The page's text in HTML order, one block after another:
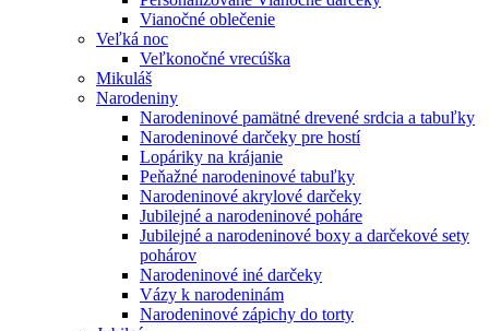
Vianočné oblečenie
Veľká noc
Veľkonočné vrecúška
Mikuláš
Narodeniny
Narodeninové pamätné drevené srdcia a tabuľky
Narodeninové darčeky pre hostí
Lopáriky na krájanie
Peňažné narodeninové tabuľky
Narodeninové akrylové darčeky
Jubilejné a narodeninové poháre
Jubilejné a narodeninové boxy a darčekové sety
pohárov
Narodeninové iné darčeky
Vázy k narodeninám
Narodeninové zápichy do torty